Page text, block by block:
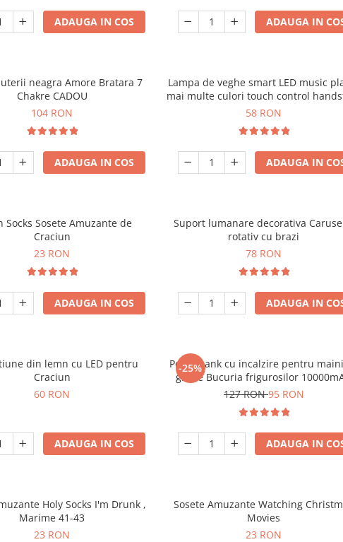
ADAUGA IN COS ADAUGA IN
neagra Amore Bratara 7
Chakre CADOU
104 RON
ADAUGA IN COS
Lampa de veghe smart LED music
mai multe culori touch control
58 RON
ADAUGA IN
Socks Sosete Amuzante de
Craciun
23 RON
ADAUGA IN COS
Suport lumanare decorativa
rotativ cu brazi
78 RON
ADAUGA IN
din lemn cu LED pentru
Craciun
60 RON
ADAUGA IN COS
-25%
Powerbank cu incalzire pentru
grade Bucuria frigurosilor
127 RON95 RON
ADAUGA IN
Holy Socks I'm Drunk ,
Marime 41-43
23 RON
Sosete Amuzante Watching
Movies
23 RON